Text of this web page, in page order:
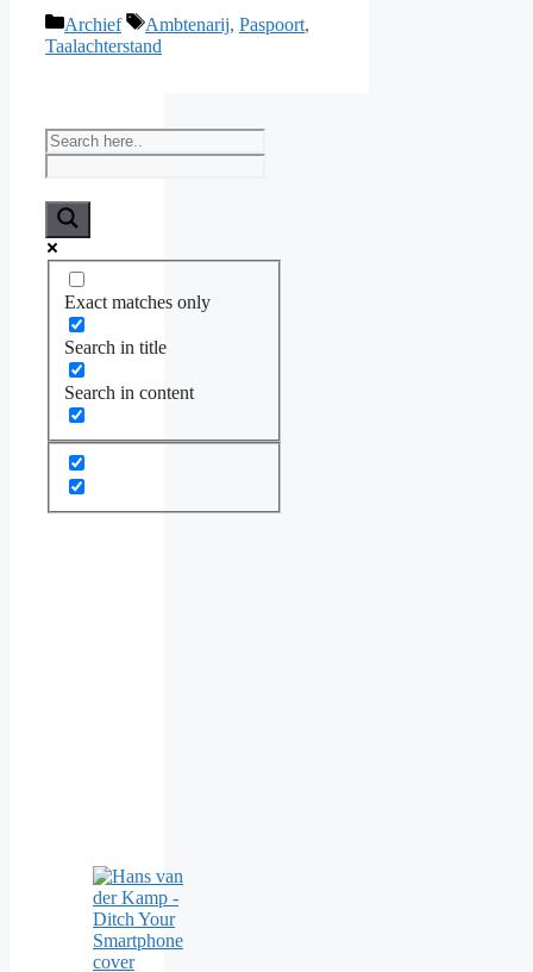
Categories
Archief Tags
Ambtenarij, Paspoort,
Taalachterstand
Exact matches only
Search in title
Search in content